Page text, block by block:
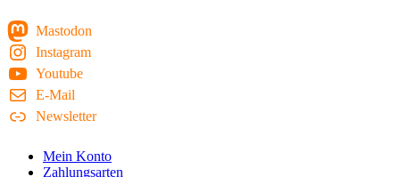
Mastodon
Instagram
Youtube
E-Mail
Newsletter
Mein Konto
Zahlungsarten